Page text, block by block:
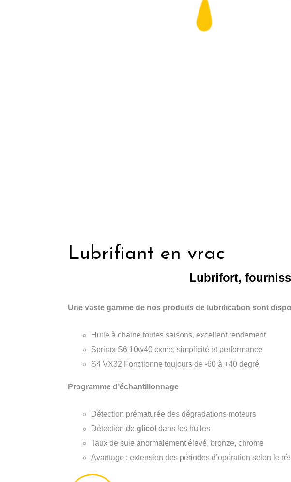
Lubrifiant en vrac
Lubrifort,
Une vaste gamme de nos produits de lubrification sont
Huile à chaine toutes saisons, excellent rendement.
Sprirax S6 10w40 cxme, simplicité et performance
S4 VX32 Fonctionne toujours de -60 à +40 degré
Programme d’échantillonnage
Détection prématurée des dégradations moteurs
Détection de glicol dans les huiles
Taux de suie anormalement élevé, bronze, chrome
Avantage : extension des périodes d’opération selon le